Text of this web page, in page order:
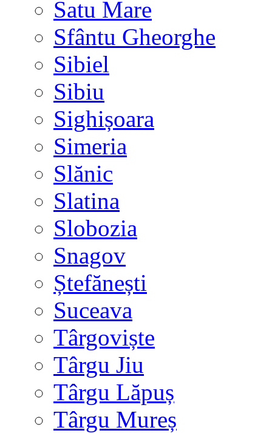
Satu Mare
Sfântu Gheorghe
Sibiel
Sibiu
Sighișoara
Simeria
Slănic
Slatina
Slobozia
Snagov
Ștefănești
Suceava
Târgoviște
Târgu Jiu
Târgu Lăpuș
Târgu Mureș